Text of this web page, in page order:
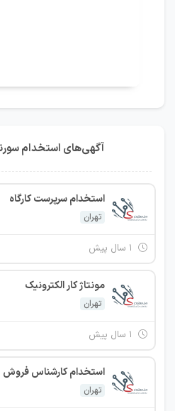
آگهی‌های استخدام
استخدام سرپرست کارگاه
تهران
مونتاژ کار الکترونیک
تهران
استخدام کارشناس فروش
تهران